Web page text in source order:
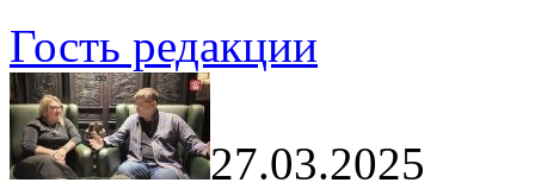
Гость редакции
27.03.2025